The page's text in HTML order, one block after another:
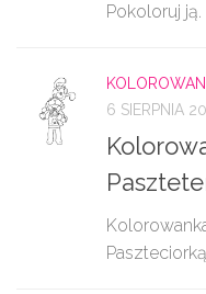
Pokoloruj ją.
6 SIERPNIA